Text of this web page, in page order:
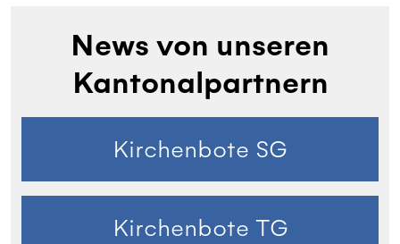
News von unseren
Kantonalpartnern
Kirchenbote SG
Kirchenbote TG